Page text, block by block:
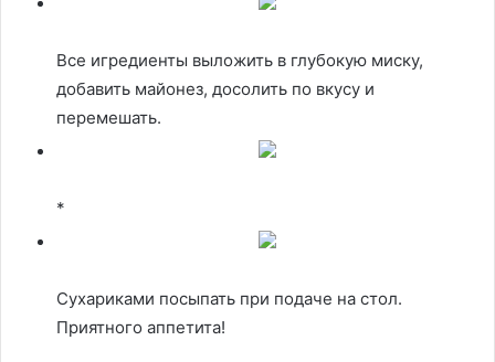
Все игредиенты выложить в глубокую миску,
добавить майонез, досолить по вкусу и
перемешать.
*
Сухариками посыпать при подаче на стол.
Приятного аппетита!